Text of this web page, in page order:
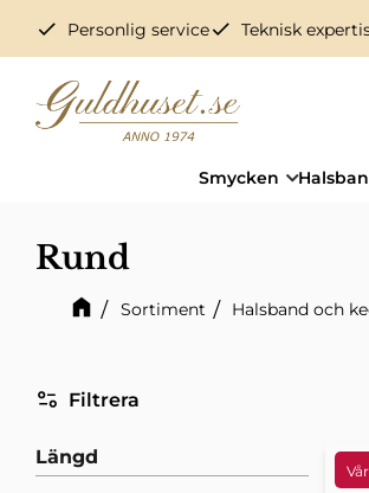
check Personlig servicecheck Teknisk
Smycken
Rund
Sortiment Halsband och
Filtrera
Längd